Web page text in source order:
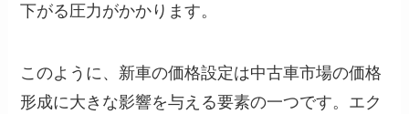
下がる圧力がかかります。
このように、新車の価格設定は中古車市場の価格
形成に大きな影響を与える要素の一つです。エク